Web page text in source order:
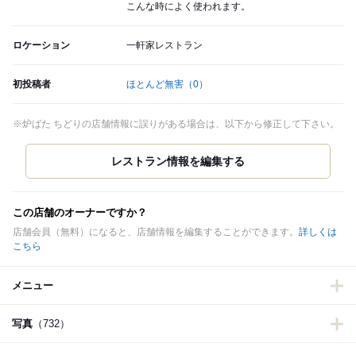
こんな時によく使われます。
ロケーション 一軒家レストラン
初投稿者 ほとんど無害 （0）
※炉ばた ちどりの店舗情報に誤りがある場合は、以下から修正して下さい。
この店舗のオーナーですか？
店舗会員（無料）になると、店舗情報を編集することができます。 詳しくは
こちら
メニュー
写真 （732）